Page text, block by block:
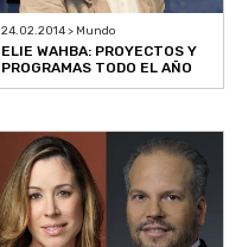
24.02.2014 > Mundo
ELIE WAHBA: PROYECTOS Y
PROGRAMAS TODO EL AÑO